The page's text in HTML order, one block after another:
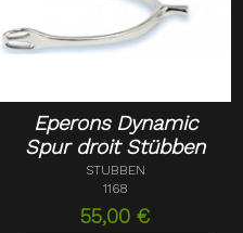
Eperons Dynamic
Spur droit Stübben
STUBBEN
1168
55,00 €